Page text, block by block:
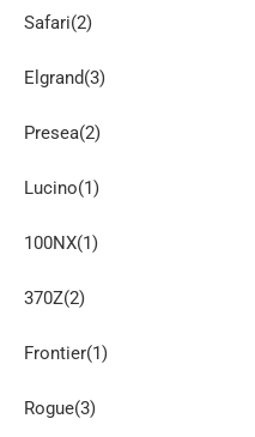
Safari(2)
Elgrand(3)
Presea(2)
Lucino(1)
100NX(1)
370Z(2)
Frontier(1)
Rogue(3)